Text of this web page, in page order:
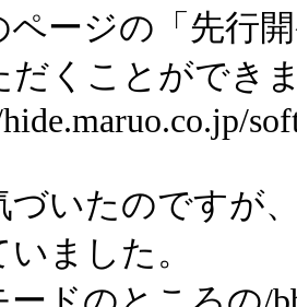
ページの「先行
だくことができ
づいたのですが
ました。